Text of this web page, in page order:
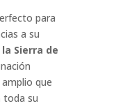
para
a su
Sierra de
que
toda su